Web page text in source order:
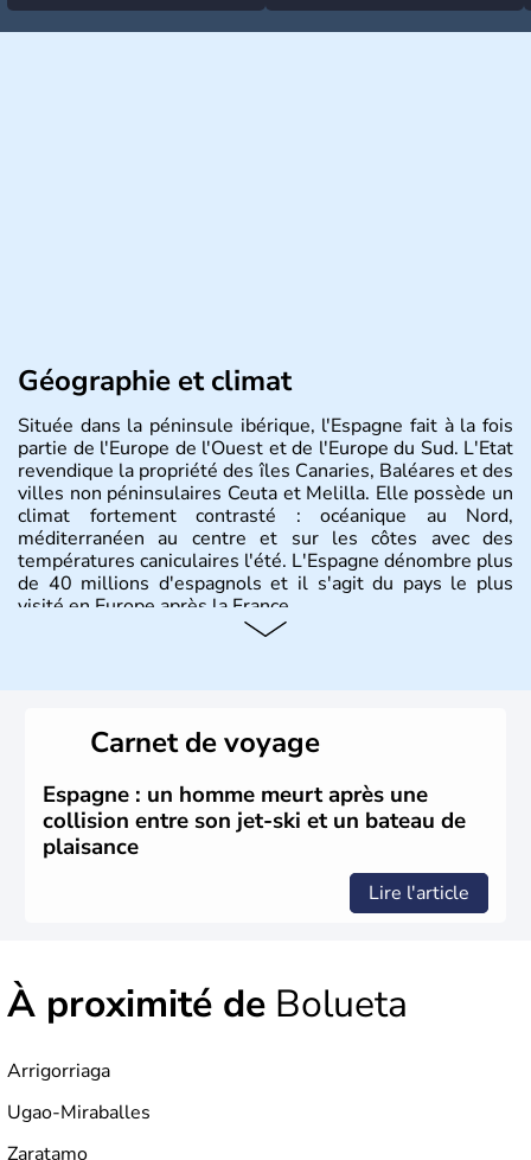
Géographie et climat
Située dans la péninsule ibérique, l'Espagne fait à la fois
partie de l'Europe de l'Ouest et de l'Europe du Sud. L'Etat
revendique la propriété des îles Canaries, Baléares et des
villes non péninsulaires Ceuta et Melilla. Elle possède un
climat fortement contrasté : océanique au Nord,
méditerranéen au centre et sur les côtes avec des
températures caniculaires l'été. L'Espagne dénombre plus
de 40 millions d'espagnols et il s'agit du pays le plus
visité en Europe après la France.
envahissent la péninsule au IIe siècle avant J.C et
apportent leur langue ainsi que leur religion. L'Espagne
s'impose comme la première puissance de l'Europe au
XIème siècle et le reste pendant plus de 100 ans. Madrid
rejoint le pays à partir de 1801 après avoir appartenu au
Portugal. Cette monarchie constitutionnelle intègre
Carnet de voyage
Espagne : un homme meurt après une
collision entre son jet-ski et un bateau de
plaisance
Lire l'article
À proximité de Bolueta
Arrigorriaga
Ugao-Miraballes
Zaratamo